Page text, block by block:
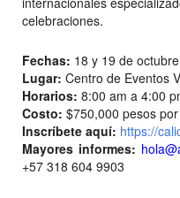
celebraciones.
Fechas: 18 y 19 de
Lugar: Centro de Eventos
Horarios: 8:00 am a 4:00
Costo: $750,000 pesos
Inscríbete aquí: https://
Mayores informes:
+57 318 604 9903